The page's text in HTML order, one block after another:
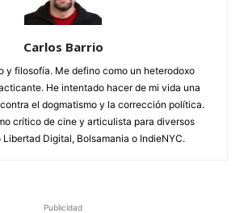
Carlos Barrio
y filosofía. Me defino como un heterodoxo
He intentado hacer de mi vida una
el dogmatismo y la corrección política.
crítico de cine y articulista para diversos
Libertad Digital, Bolsamania o IndieNYC.
Publicidad